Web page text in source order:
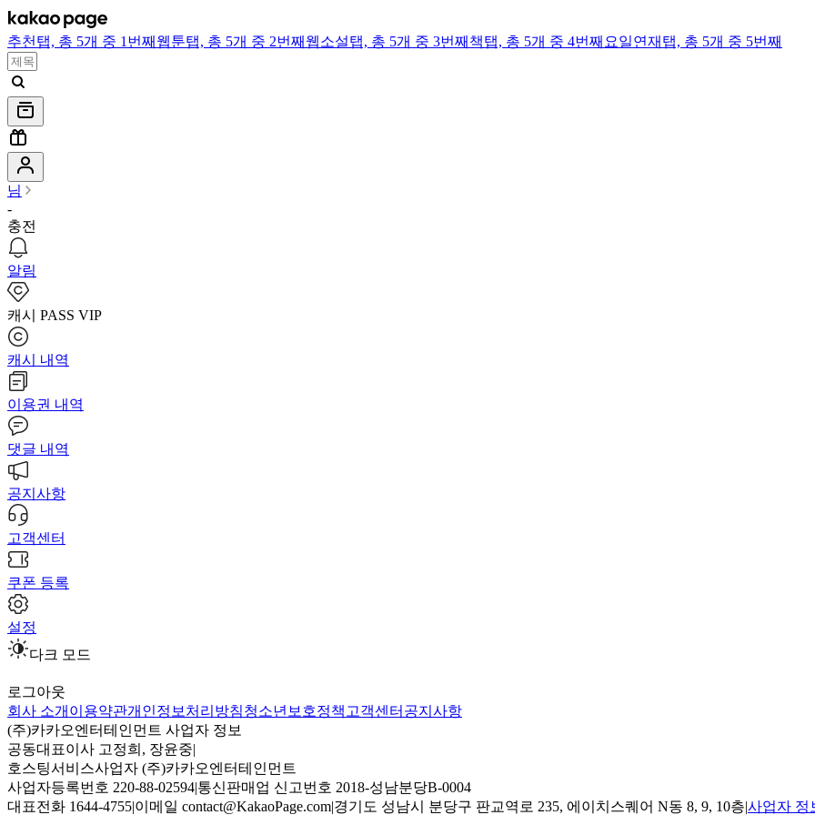
추천 탭, 총 5개 중 1번째 웹툰탭, 총 5개 중 2번째 웹소설탭, 총 5개 중 3번째 책탭, 총 5개 중 4번째 요일연재 탭, 총 5개 중 5번째
님
-
충전
알림
캐시 PASS VIP
캐시 내역
이용권 내역
댓글 내역
공지사항
고객센터
쿠폰 등록
설정
다크 모드
로그아웃
회사 소개 이용약관개인정보처리방침청소년보호정책 고객센터 공지사항
(주)카카오엔터테인먼트 사업자 정보
공동대표이사 고정희, 장윤중|
호스팅서비스사업자 (주)카카오엔터테인먼트
사업자등록번호 220-88-02594|통신판매업 신고번호 2018-성남분당B-0004
대표전화 1644-4755|이메일 contact@KakaoPage.com|경기도 성남시 분당구 판교역로 235, 에이치스퀘어 N동 8, 9, 10층|사업자 정